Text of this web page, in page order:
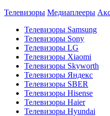
Телевизоры Медиаплееры
Телевизоры Samsung
Телевизоры Sony
Телевизоры LG
Телевизоры Xiaomi
Телевизоры Skyworth
Телевизоры Яндекс
Телевизоры SBER
Телевизоры Hisense
Телевизоры Haier
Телевизоры Hyundai